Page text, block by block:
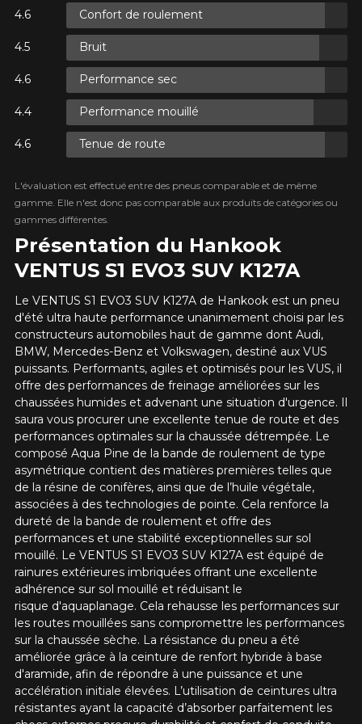
TAXES.
Présentation du Hankook
VENTUS S1 EVO3 SUV K127A
Le VENTUS S1 EVO3 SUV K127A de Hankook est un pneu
d'été ultra haute performance unanimement choisi par les
constructeurs automobiles haut de gamme dont Audi,
BMW, Mercedes-Benz et Volkswagen, destiné aux VUS
puissants. Performants, agiles et optimisés pour les VUS, il
offre des performances de freinage améliorées sur les
chaussées humides et advenant une situation d'urgence. Il
saura vous procurer une excellente tenue de route et des
performances optimales sur la chaussée détrempée. Le
composé Aqua Pine de la bande de roulement de type
asymétrique contient des matières premières telles que
de la résine de conifères, ainsi que de l’huile végétale,
associées à des technologies de pointe. Cela renforce la
dureté de la bande de roulement et offre des
performances et une stabilité exceptionnelles sur sol
mouillé. Le VENTUS S1 EVO3 SUV K127A est équipé de
rainures extérieures imbriquées offrant une excellente
adhérence sur sol mouillé et réduisant le
risque d'aquaplanage. Cela rehausse les performances sur
les routes mouillées sans compromettre les performances
sur la chaussée sèche. La résistance du pneu a été
améliorée grâce à la ceinture de renfort hybride à base
d'aramide, afin de répondre à une puissance et une
accélération initiale élevées. L’utilisation de ceintures ultra
résistantes ayant la capacité d’absorber parfaitement les
Confort de roulement
Bruit
Performance sec
Performance mouillé
Tenue de route
L'évaluation est effectué entre des pneus comparable et de même
gamme. Elle n'est donc pas comparable aux produits de catégories ou
gammes différentes.
AJOUTER UN AVIS
Votre avis concernant le
VENTUS S1 EVO3 SUV K127A
Courriel
Votre véhicule
Marque
Modèle
Option
KM parcourus
Style de conduite
VOICI LES DIMENSIONS POUR VOTRE VÉHICULE